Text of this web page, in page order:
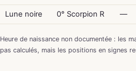
Lune noire 0° Scorpion R —
Heure de naissance non documentée : les
pas calculés, mais les positions en signes